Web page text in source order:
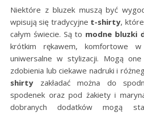
Niektóre z bluzek muszą być
wpisują się tradycyjne t-shirty,
całym świecie. Są to modne bluzki
krótkim rękawem, komfortowe
uniwersalne w stylizacji. Mogą one
zdobienia lub ciekawe nadruki i
shirty zakładać można do
spodenek oraz pod żakiety i
dobranych dodatków mogą